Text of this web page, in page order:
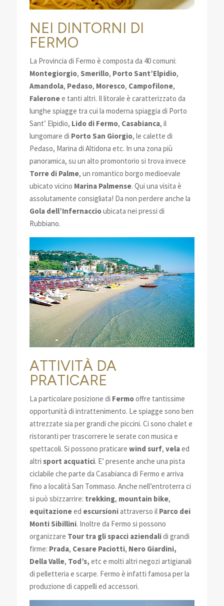
NEI DINTORNI DI
FERMO
La Provincia di Fermo è composta da 40 comuni:
Montegiorgio, Smerillo, Porto Sant’Elpidio,
Amandola, Pedaso, Moresco, Campofilone,
Faleronee tanti altri. Il litorale è caratterizzato da
lunghe spiagge tra cui la moderna spiaggia di Porto
Sant’ Elpidio, Lido di Fermo, Casabianca, il
lungomare di Porto San Giorgio, le calette di
Pedaso, Marina di Altidona etc. In una zona più
panoramica, su un alto promontorio si trova invece
Torre di Palme, un romantico borgo medioevale
ubicato vicino Marina Palmense. Qui una visita è
assolutamente consigliata! Da non perdere anche la
Gola dell’Infernaccioubicata nei pressi di
Rubbiano.
ATTIVITÀ DA
PRATICARE
La particolare posizione di Fermooffre tantissime
opportunità di intrattenimento. Le spiagge sono ben
attrezzate sia per grandi che piccini. Ci sono chalet e
ristoranti per trascorrere le serate con musica e
spettacoli. Si possono praticare wind surf, velaed
altri sport acquatici. E’ presente anche una pista
ciclabile che parte da Casabianca di Fermo e arriva
fino a località San Tommaso. Anche nell’entroterra ci
si può sbizzarrire: trekking, mountain bike,
equitazioneed escursioniattraverso il Parco dei
Monti Sibillini. Inoltre da Fermo si possono
organizzare Tour tra gli spacci aziendalidi grandi
firme: Prada, Cesare Paciotti, Nero Giardini,
Della Valle, Tod’s, etc e molti altri negozi artigianali
di pelletteria e scarpe. Fermo è infatti famosa per la
produzione di cappelli ed accessori.